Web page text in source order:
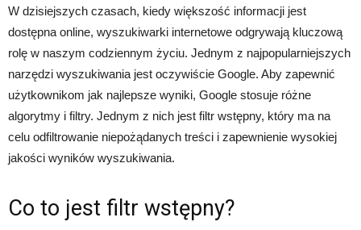
W dzisiejszych czasach, kiedy większość informacji jest
dostępna online, wyszukiwarki internetowe odgrywają kluczową
rolę w naszym codziennym życiu. Jednym z najpopularniejszych
narzędzi wyszukiwania jest oczywiście Google. Aby zapewnić
użytkownikom jak najlepsze wyniki, Google stosuje różne
algorytmy i filtry. Jednym z nich jest filtr wstępny, który ma na
celu odfiltrowanie niepożądanych treści i zapewnienie wysokiej
jakości wyników wyszukiwania.
Co to jest filtr wstępny?